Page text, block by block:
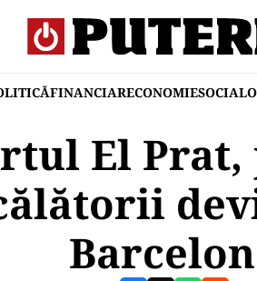
FINANCIARECONOMIESOCIAL
El Prat,